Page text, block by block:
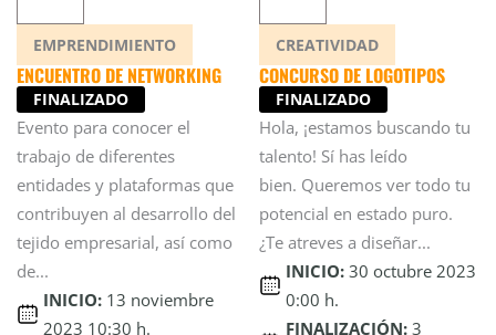
EMPRENDIMIENTO
ENCUENTRO DE NETWORKING
FINALIZADO
Evento para conocer el
trabajo de diferentes
entidades y plataformas que
contribuyen al desarrollo del
tejido empresarial, así como
de...
INICIO: 13 noviembre
2023 10:30 h.
CREATIVIDAD
CONCURSO DE LOGOTIPOS
FINALIZADO
Hola, ¡estamos buscando tu
talento! Sí has leído
bien. Queremos ver todo tu
potencial en estado puro.
¿Te atreves a diseñar...
INICIO: 30 octubre 2023
0:00 h.
FINALIZACIÓN: 3